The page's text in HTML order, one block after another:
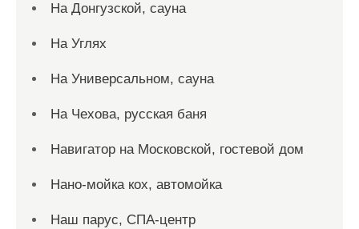
На Донгузской, сауна
На Углях
На Универсальном, сауна
На Чехова, русская баня
Навигатор на Московской, гостевой дом
Нано-мойка кох, автомойка
Наш парус, СПА-центр